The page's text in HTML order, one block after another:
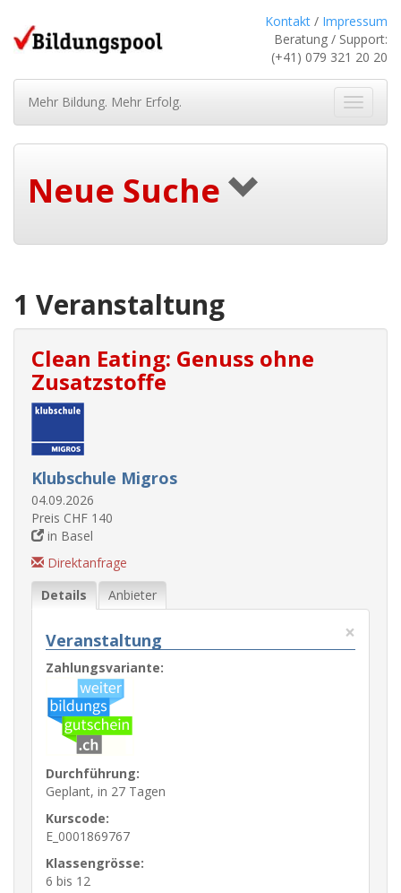
Kontakt / Impressum
Beratung / Support:
(+41) 079 321 20 20
ein-/
Mehr Bildung. Mehr Erfolg.
Neue Suche
1 Veranstaltung
Clean Eating: Genuss ohne
Zusatzstoffe
Klubschule Migros
04.09.2026
Preis CHF 140
in Basel
Direktanfrage
Details
Anbieter
×
Veranstaltung
Zahlungsvariante:
Durchführung:
Geplant, in 27 Tagen
Kurscode:
E_0001869767
Klassengrösse:
6 bis 12